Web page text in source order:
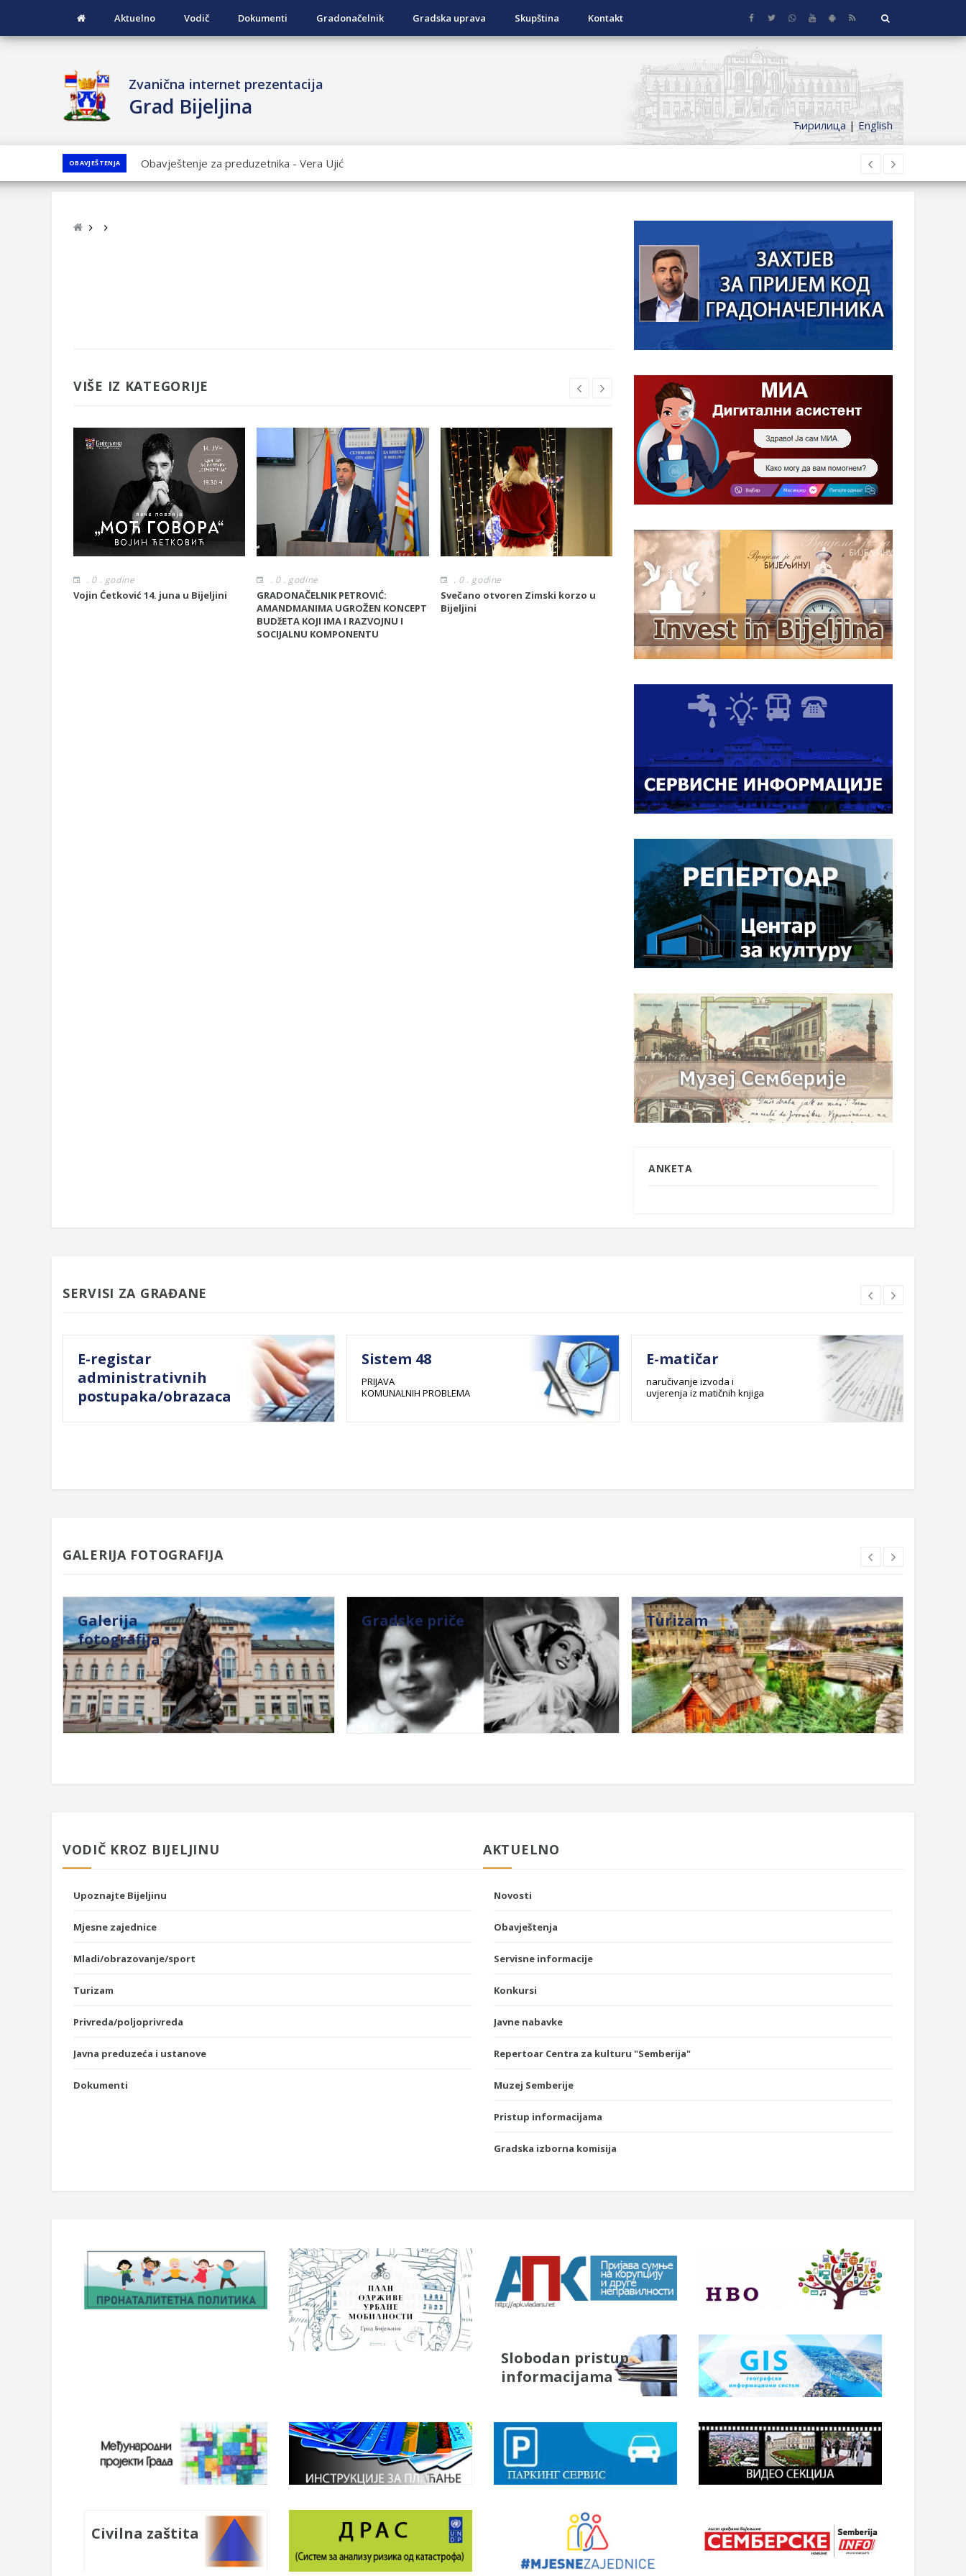
Aktuelno Vodič Dokumenti Gradonačelnik Gradska uprava Skupština Kontakt
Ћирилица|English
Zvanična internet prezentacija
Grad Bijeljina
OBAVJEŠTENJA
JAVNI POZIV ZA PRIJAVU NEPROPISNOG ODLAGANjA OTPADA UZ DODJELU FINANSIJSKE NAGRADE
JAVNI KONKURS ZA DODJELU BESPOVRATNIH SREDSTAVA ZA SUFINANSIRANjE KUPOVINE SEOSKE KUĆE SA OKUĆNICOM NA TERITORIJI
PRELIMINARNA RANG LISTA KANDIDATA KOJI SU OSTVARILI PRAVO NA GRADSKI MJESEČNI BORAČKI DODATAK ZA DEMOBILISANE BORCE
VIŠE IZ KATEGORIJE
. 0 . godine
Vojin Ćetković 14. juna u Bijeljini
. 0 . godine
GRADONAČELNIK PETROVIĆ:
AMANDMANIMA UGROŽEN KONCEPT
BUDžETA KOJI IMA I RAZVOJNU I
SOCIJALNU KOMPONENTU
. 0 . godine
Svečano otvoren Zimski korzo u
Bijeljini
. 0 . godine
Druga Kupusijada u Crnjelovu 2.
novembra
. 0 . godine
Karađorđevići u Bijeljini –
predstavljena dječija knjiga
za zapis“ princeze Ljubice
ANKETA
SERVISI ZA GRAĐANE
E-registar
administrativnih
postupaka/obrazaca
Sistem 48
PRIJAVA
KOMUNALNIH PROBLEMA
E-matičar
naručivanje izvoda i
uvjerenja iz matičnih knjiga
GALERIJA FOTOGRAFIJA
Galerija
fotografija
Gradske priče Turizam
VODIČ KROZ BIJELJINU
Upoznajte Bijeljinu
Mjesne zajednice
Mladi/obrazovanje/sport
Turizam
Privreda/poljoprivreda
Javna preduzeća i ustanove
Dokumenti
AKTUELNO
Novosti
Obavještenja
Servisne informacije
Konkursi
Javne nabavke
Repertoar Centra za kulturu "Semberija"
Muzej Semberije
Pristup informacijama
Gradska izborna komisija
Slobodan pristup
informacijama
Civilna zaštita